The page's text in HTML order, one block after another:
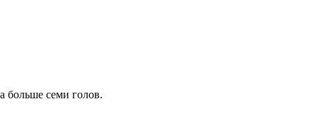
больше семи голов.